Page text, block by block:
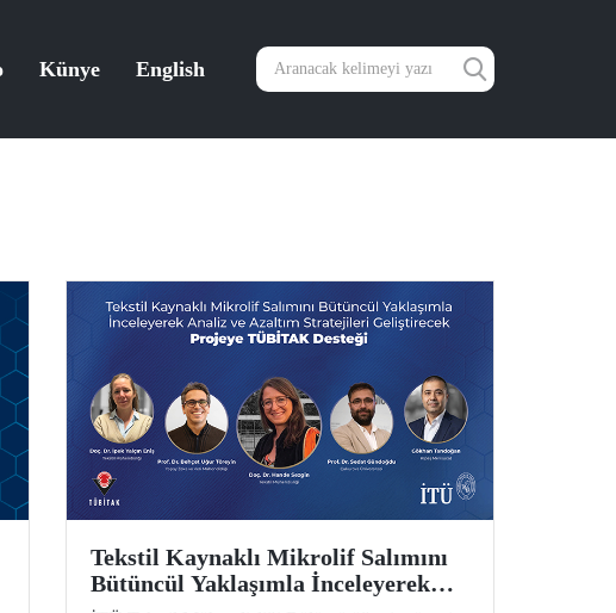
Künye English
Tekstil Kaynaklı Mikrolif Salımını
Bütüncül Yaklaşımla İnceleyerek